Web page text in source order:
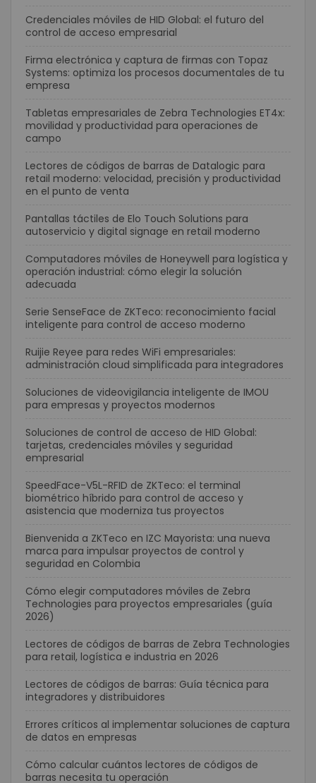
Credenciales móviles de HID Global: el futuro del
control de acceso empresarial
Firma electrónica y captura de firmas con Topaz
Systems: optimiza los procesos documentales de tu
empresa
Tabletas empresariales de Zebra Technologies ET4x:
movilidad y productividad para operaciones de
campo
Lectores de códigos de barras de Datalogic para
retail moderno: velocidad, precisión y productividad
en el punto de venta
Pantallas táctiles de Elo Touch Solutions para
autoservicio y digital signage en retail moderno
Computadores móviles de Honeywell para logística y
operación industrial: cómo elegir la solución
adecuada
Serie SenseFace de ZKTeco: reconocimiento facial
inteligente para control de acceso moderno
Ruijie Reyee para redes WiFi empresariales:
administración cloud simplificada para integradores
Soluciones de videovigilancia inteligente de IMOU
para empresas y proyectos modernos
Soluciones de control de acceso de HID Global:
tarjetas, credenciales móviles y seguridad
empresarial
SpeedFace-V5L-RFID de ZKTeco: el terminal
biométrico híbrido para control de acceso y
asistencia que moderniza tus proyectos
Bienvenida a ZKTeco en IZC Mayorista: una nueva
marca para impulsar proyectos de control y
seguridad en Colombia
Cómo elegir computadores móviles de Zebra
Technologies para proyectos empresariales (guía
2026)
Lectores de códigos de barras de Zebra Technologies
para retail, logística e industria en 2026
Lectores de códigos de barras: Guía técnica para
integradores y distribuidores
Errores críticos al implementar soluciones de captura
de datos en empresas
Cómo calcular cuántos lectores de códigos de
barras necesita tu operación